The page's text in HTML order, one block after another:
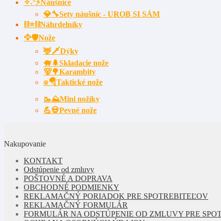
✧˖°⚡Náušnice
💎🔧Sety náušníc - UROB SI SÁM
⛓⭐⛓️Náhrdelníky
🦅🛡️Nože
🦌🗡Dýky
🐗🌲Skladacie nože
🐻🌳Karambity
⍟🪂Taktické nože
🥾⛰️Mini nožíky
💪💀Pevné nože
Nakupovanie
KONTAKT
Odstúpenie od zmluvy
POŠTOVNÉ A DOPRAVA
OBCHODNÉ PODMIENKY
REKLAMAČNÝ PORIADOK PRE SPOTREBITEĽOV
REKLAMAČNÝ FORMULÁR
FORMULÁR NA ODSTÚPENIE OD ZMLUVY PRE